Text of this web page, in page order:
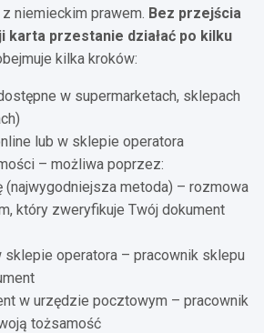
niemieckim prawem. Bez przejścia
karta przestanie działać po kilku
kilka kroków:
w supermarketach, sklepach
lub w sklepie operatora
– możliwa poprzez:
(najwygodniejsza metoda) – rozmowa
który zweryfikuje Twój dokument
operatora – pracownik sklepu
w urzędzie pocztowym – pracownik
tożsamość